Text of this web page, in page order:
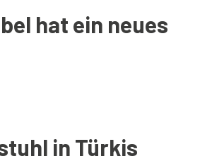
hat ein neues
in Türkis